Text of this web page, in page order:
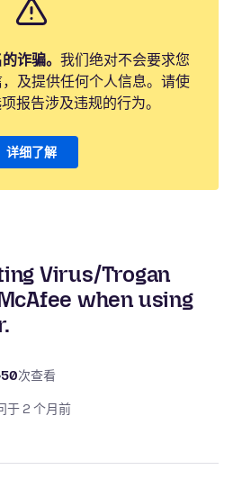
诈骗。 我们绝对不会要求您
及提供任何个人信息。请使
报告涉及违规的行为。
详细了解
Virus/Trogan
when using
50次查看
于 2 个月前